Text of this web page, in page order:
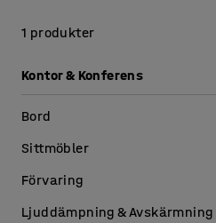
1 produkter
Kontor & Konferens
Bord
Sittmöbler
Förvaring
Ljuddämpning & Avskärmning